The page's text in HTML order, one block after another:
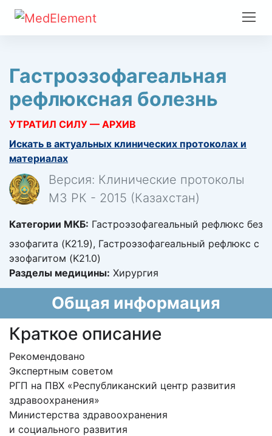
Гастроэзофагеальная
рефлюксная болезнь
УТРАТИЛ СИЛУ — АРХИВ
Искать в актуальных клинических протоколах и
материалах
Версия: Клинические протоколы
МЗ РК - 2015 (Казахстан)
Категории МКБ: Гастроэзофагеальный рефлюкс без
эзофагита (K21.9), Гастроэзофагеальный рефлюкс с
эзофагитом (K21.0)
Разделы медицины: Хирургия
Общая информация
Краткое описание
Рекомендовано
Экспертным советом
РГП на ПВХ «Республиканский центр развития
здравоохранения»
Министерства здравоохранения
и социального развития